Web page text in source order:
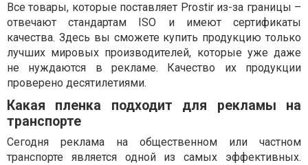
Все товары, которые поставляет Prostir из-за границы –
отвечают стандартам
ISO и имеют сертификаты
качества. Здесь вы сможете купить продукцию только
лучших мировых производителей, которые уже даже
не нуждаются в рекламе. Качество их продукции
проверено десятилетиями.
Какая пленка подходит для рекламы на
транспорте
Сегодня реклама на общественном или частном
транспорте является одной из самых эффективных.